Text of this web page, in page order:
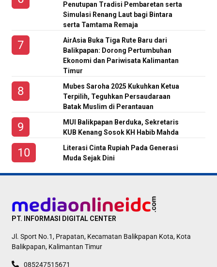
Penutupan Tradisi Pembaretan serta
Simulasi Renang Laut bagi Bintara
serta Tamtama Remaja
AirAsia Buka Tiga Rute Baru dari
Balikpapan: Dorong Pertumbuhan
Ekonomi dan Pariwisata Kalimantan
Timur
Mubes Saroha 2025 Kukuhkan Ketua
Terpilih, Teguhkan Persaudaraan
Batak Muslim di Perantauan
MUI Balikpapan Berduka, Sekretaris
KUB Kenang Sosok KH Habib Mahda
Literasi Cinta Rupiah Pada Generasi
Muda Sejak Dini
PT. INFORMASI DIGITAL CENTER
Jl. Sport No.1, Prapatan, Kecamatan Balikpapan Kota, Kota
Balikpapan, Kalimantan Timur
085247515671